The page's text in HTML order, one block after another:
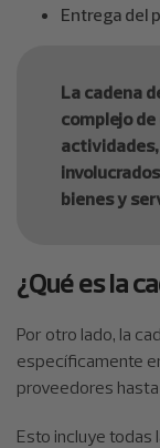
Entrega del
La cadena
complejo
bienes y
¿Qué es la
Por otro lado, la
específicamente
proveedores
Esto incluye todas